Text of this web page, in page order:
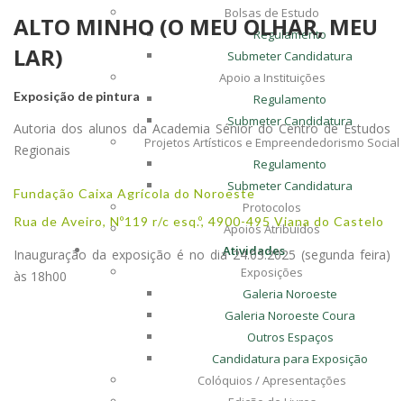
Bolsas de Estudo
Regulamento
Submeter Candidatura
Apoio a Instituições
Regulamento
Submeter Candidatura
Projetos Artísticos e Empreendedorismo Social
Regulamento
Submeter Candidatura
Protocolos
Apoios Atribuídos
Atividades
Exposições
Galeria Noroeste
Galeria Noroeste Coura
Outros Espaços
Candidatura para Exposição
Colóquios / Apresentações
ALTO MINHO (O MEU OLHAR, MEU
LAR)
Exposição de pintura
Autoria dos alunos da Academia Sénior do Centro de Estudos
Regionais
Fundação Caixa Agrícola do Noroeste
Rua de Aveiro, Nº119 r/c esq.º, 4900-495 Viana do Castelo
Inauguração da exposição é no dia 24.03.2025 (segunda feira)
às 18h00